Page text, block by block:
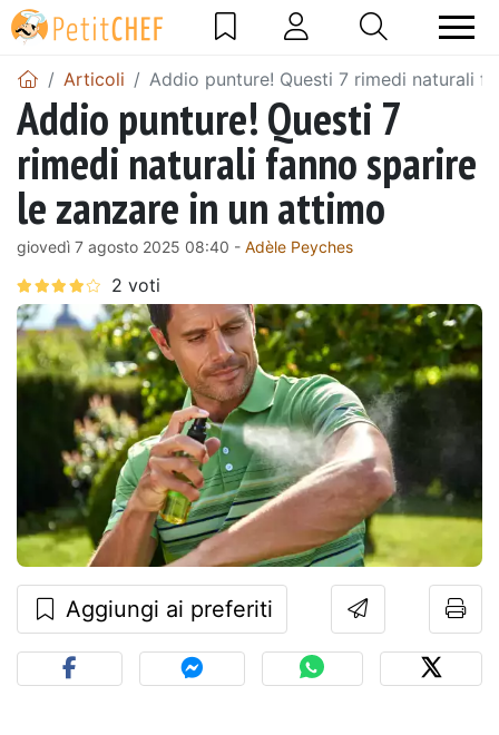
Articoli Addio punture! Questi 7 rimedi naturali
Addio punture! Questi 7
rimedi naturali fanno sparire
le zanzare in un attimo
giovedì 7 agosto 2025 08:40 - Adèle Peyches
Aggiungi ai preferiti